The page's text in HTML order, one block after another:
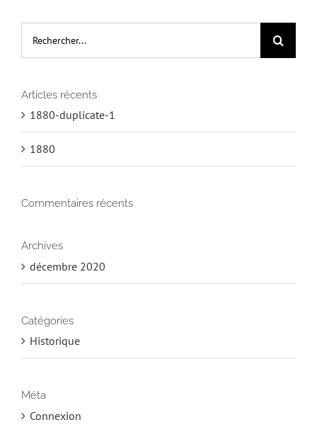
Articles récents
1880-duplicate-1
1880
Commentaires récents
Archives
décembre 2020
Catégories
Historique
Méta
Connexion